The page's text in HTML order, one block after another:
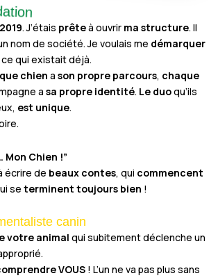
2019. J’étais prêteà ouvrir ma structure. Il
nom de société. Je voulais me démarquer
qui existait déjà.
chien a son propre parcours, chaque
a sa propre identité. Le duoqu’ils
est unique.
Mon Chien !”
écrire de beaux contes, qui commencent
se terminent toujours bien !
canin
votre animal qui subitement déclenche un
VOUS! L’un ne va pas plus sans